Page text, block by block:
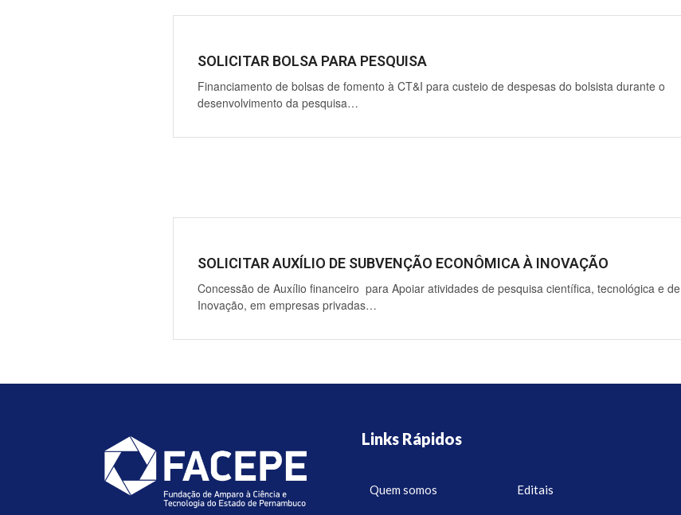
SOLICITAR BOLSA PARA PESQUISA
Financiamento de bolsas de fomento à CT&I para custeio de despesas do bolsista durante o
desenvolvimento da pesquisa…
SOLICITAR AUXÍLIO DE SUBVENÇÃO ECONÔMICA À INOVAÇÃO
Concessão de Auxílio financeiro para Apoiar atividades de pesquisa científica, tecnológica e de
Inovação, em empresas privadas…
Links Rápidos
Quem somos Editais